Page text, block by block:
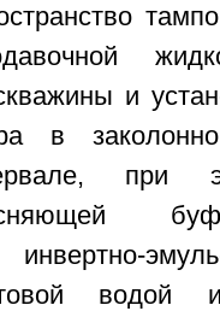
и
в
при
водой